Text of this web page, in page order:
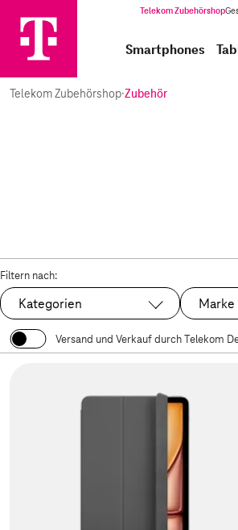
Telekom Zubehörshop
Smartphones
Telekom Zubehörshop·Zubehör
Filtern nach:
Kategorien Marke
Versand und Verkauf durch Telekom